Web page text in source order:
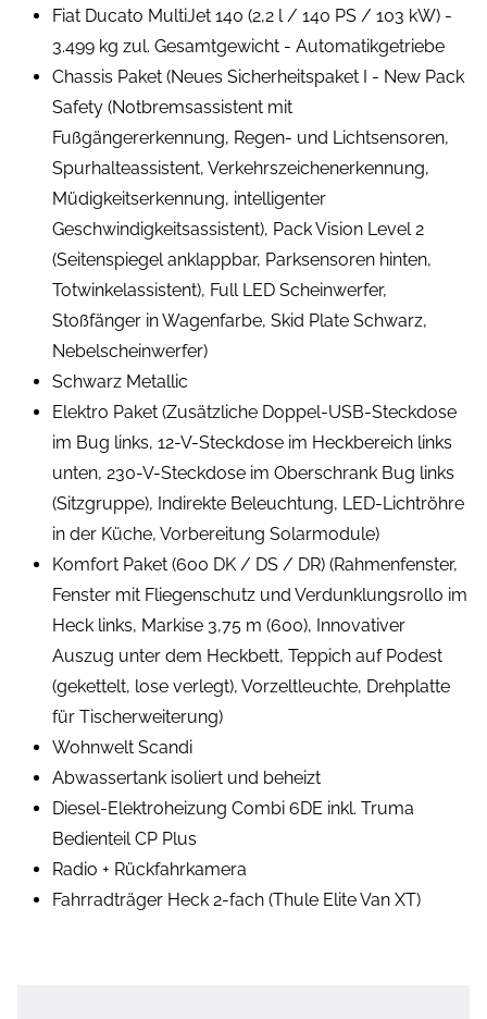
Fiat Ducato MultiJet 140 (2,2 l / 140 PS / 103 kW) -
3.499 kg zul. Gesamtgewicht - Automatikgetriebe
Chassis Paket (Neues Sicherheitspaket I - New Pack
Safety (Notbremsassistent mit
Fußgängererkennung, Regen- und Lichtsensoren,
Spurhalteassistent, Verkehrszeichenerkennung,
Müdigkeitserkennung, intelligenter
Geschwindigkeitsassistent), Pack Vision Level 2
(Seitenspiegel anklappbar, Parksensoren hinten,
Totwinkelassistent), Full LED Scheinwerfer,
Stoßfänger in Wagenfarbe, Skid Plate Schwarz,
Nebelscheinwerfer)
Schwarz Metallic
Elektro Paket (Zusätzliche Doppel-USB-Steckdose
im Bug links, 12-V-Steckdose im Heckbereich links
unten, 230-V-Steckdose im Oberschrank Bug links
(Sitzgruppe), Indirekte Beleuchtung, LED-Lichtröhre
in der Küche, Vorbereitung Solarmodule)
Komfort Paket (600 DK / DS / DR) (Rahmenfenster,
Fenster mit Fliegenschutz und Verdunklungsrollo im
Heck links, Markise 3,75 m (600), Innovativer
Auszug unter dem Heckbett, Teppich auf Podest
(gekettelt, lose verlegt), Vorzeltleuchte, Drehplatte
für Tischerweiterung)
Wohnwelt Scandi
Abwassertank isoliert und beheizt
Diesel-Elektroheizung Combi 6DE inkl. Truma
Bedienteil CP Plus
Radio + Rückfahrkamera
Fahrradträger Heck 2-fach (Thule Elite Van XT)